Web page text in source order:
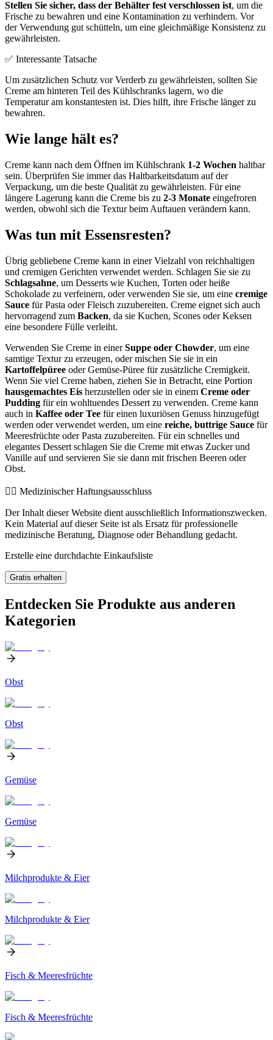
Stellen Sie sicher, dass der Behälter fest verschlossen ist, um die
Frische zu bewahren und eine Kontamination zu verhindern. Vor
der Verwendung gut schütteln, um eine gleichmäßige Konsistenz zu
gewährleisten.
✅ Interessante Tatsache
Um zusätzlichen Schutz vor Verderb zu gewährleisten, sollten Sie
Creme am hinteren Teil des Kühlschranks lagern, wo die
Temperatur am konstantesten ist. Dies hilft, ihre Frische länger zu
bewahren.
Wie lange hält es?
Creme kann nach dem Öffnen im Kühlschrank 1-2 Wochen haltbar
sein. Überprüfen Sie immer das Haltbarkeitsdatum auf der
Verpackung, um die beste Qualität zu gewährleisten. Für eine
längere Lagerung kann die Creme bis zu 2-3 Monate eingefroren
werden, obwohl sich die Textur beim Auftauen verändern kann.
Was tun mit Essensresten?
Übrig gebliebene Creme kann in einer Vielzahl von reichhaltigen
und cremigen Gerichten verwendet werden. Schlagen Sie sie zu
Schlagsahne, um Desserts wie Kuchen, Torten oder heiße
Schokolade zu verfeinern, oder verwenden Sie sie, um eine cremige
Sauce für Pasta oder Fleisch zuzubereiten. Creme eignet sich auch
hervorragend zum Backen, da sie Kuchen, Scones oder Keksen
eine besondere Fülle verleiht.
Verwenden Sie Creme in einerSuppe oder Chowder, um eine
samtige Textur zu erzeugen, oder mischen Sie sie in ein
Kartoffelpüree oder Gemüse-Püree für zusätzliche Cremigkeit.
Wenn Sie viel Creme haben, ziehen Sie in Betracht, eine Portion
hausgemachtes Eis herzustellen oder sie in einem Creme oder
Pudding für ein wohltuendes Dessert zu verwenden. Creme kann
auch in Kaffee oder Tee für einen luxuriösen Genuss hinzugefügt
werden oder verwendet werden, um eine reiche, buttrige Sauce für
Meeresfrüchte oder Pasta zuzubereiten. Für ein schnelles und
elegantes Dessert schlagen Sie die Creme mit etwas Zucker und
Vanille auf und servieren Sie sie dann mit frischen Beeren oder
Obst.
👨‍⚕️️ Medizinischer Haftungsausschluss
Der Inhalt dieser Website dient ausschließlich Informationszwecken.
Kein Material auf dieser Seite ist als Ersatz für professionelle
medizinische Beratung, Diagnose oder Behandlung gedacht.
Erstelle eine durchdachte Einkaufsliste
Gratis erhalten
Entdecken Sie Produkte aus anderen
Kategorien
Obst
Obst
Gemüse
Gemüse
Milchprodukte & Eier
Milchprodukte & Eier
Fisch & Meeresfrüchte
Fisch & Meeresfrüchte